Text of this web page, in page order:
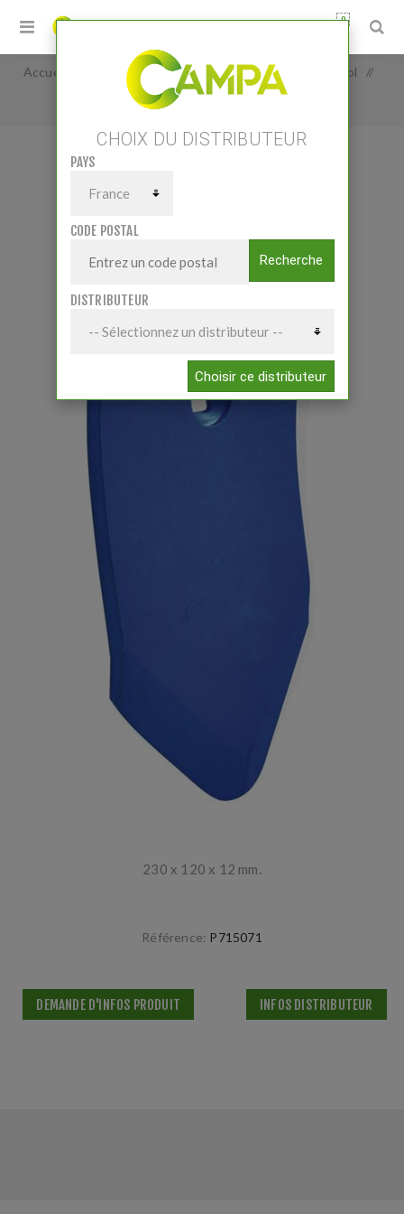
0
Accueil Pièces et accessoires / Pièces Travail du sol /
Décompacteurs pièces-acc.
230 x 120 x 12 mm.
Référence: P715071
DEMANDE D'INFOS PRODUIT INFOS DISTRIBUTEUR
CHOIX DU DISTRIBUTEUR
PAYS
CODE POSTAL
Recherche
DISTRIBUTEUR
Choisir ce distributeur